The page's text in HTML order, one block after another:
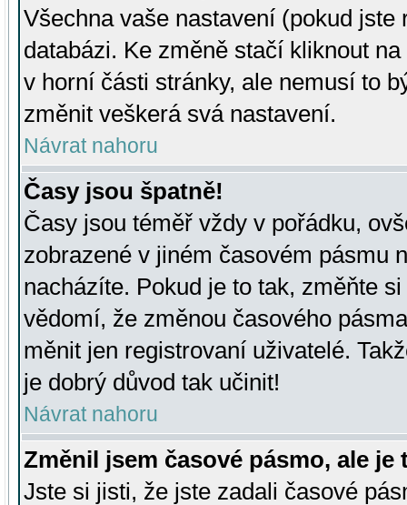
Všechna vaše nastavení (pokud
databázi. Ke změně stačí kliknout
v horní části stránky, ale nemusí to
změnit veškerá svá nastavení.
Návrat nahoru
Časy jsou špatně!
Časy jsou téměř vždy v pořádku,
zobrazené v jiném časovém pásmu
nacházíte. Pokud je to tak, změňte
vědomí, že změnou časového
měnit jen registrovaní uživatelé.
je dobrý důvod tak učinit!
Návrat nahoru
Změnil jsem časové pásmo, ale je
Jste si jisti, že jste zadali časové